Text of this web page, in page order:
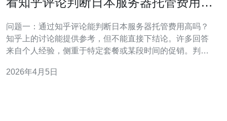
问题一：通过知乎评论能判断日本服务器托管费用高吗？
知乎上的讨论能提供参考，但不能直接下结论。许多回答
来自个人经验，侧重于特定套餐或某段时间的促销。判断
带宽与流量费用、机房等级（TIER）、IP数量、运维与备
2026年4月5日